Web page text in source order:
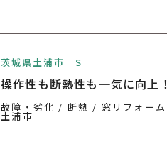
茨城県土浦市 S
操作性も断熱性も一気に向上！
故障・劣化 断熱 窓リフォーム
土浦市